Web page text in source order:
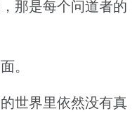
那是每个问道者的
。
世界里依然没有真